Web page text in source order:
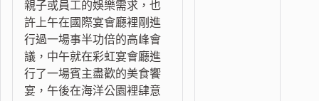
親子或員工的娛樂需求，也
許上午在國際宴會廳裡剛進
行過一場事半功倍的高峰會
議，中午就在彩虹宴會廳進
行了一場賓主盡歡的美食饗
宴，午後在海洋公園裡肆意